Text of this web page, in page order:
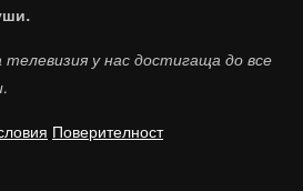
у нас достигаща до все
Поверителност